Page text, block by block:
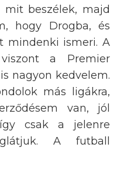
beszélek, majd
hogy Drogba, és
mindenki ismeri. A
a Premier
nagyon kedvelem.
más ligákra,
van, jól
csak a jelenre
A futball